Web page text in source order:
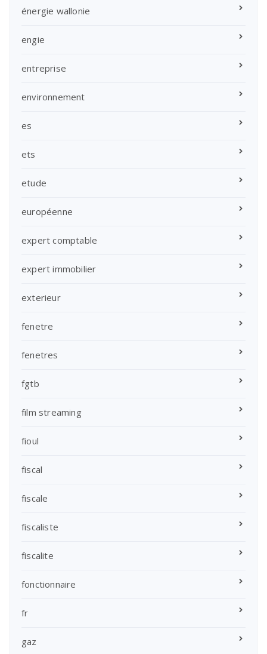
énergie wallonie
engie
entreprise
environnement
es
ets
etude
européenne
expert comptable
expert immobilier
exterieur
fenetre
fenetres
fgtb
film streaming
fioul
fiscal
fiscale
fiscaliste
fiscalite
fonctionnaire
fr
gaz